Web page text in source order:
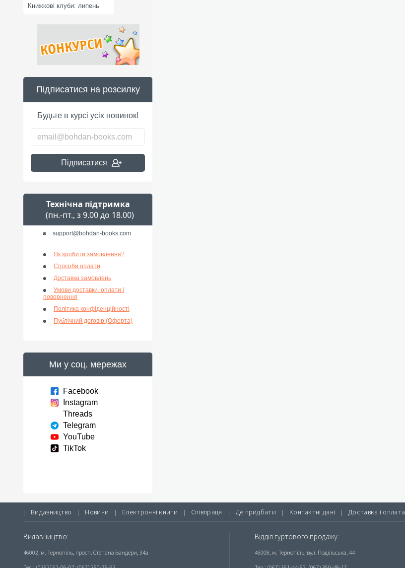
Книжкові клуби: липень
Підписатися на розсилку
Будьте в курсі усіх новинок!
Підписатися
Технічна підтримка
(пн.-пт., з 9.00 до 18.00)
support@bohdan-books.com
Як зробити замовлення?
Способи оплати
Доставка замовлень
Умови доставки, оплати і
повернення
Політика конфіденційності
Публічний договір (Оферта)
Ми у соц. мережах
Facebook
Instagram
Threads
Telegram
YouTube
TikTok
| Видавництво | Новини | Електронні книги | Співпраця | Де придбати | Контактні дані | Доставка і оплата
Видавництво:
46002, м. Тернопіль, просп. Степана Бандери, 34а
Відділ гуртового продажу:
46008, м. Тернопіль, вул. Подільська, 44